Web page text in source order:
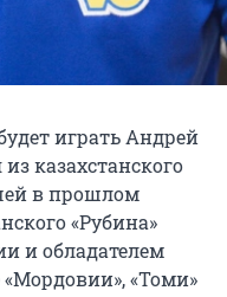
играть Андрей
казахстанского
в прошлом
«Рубина»
и обладателем
«Мордовии», «Томи»